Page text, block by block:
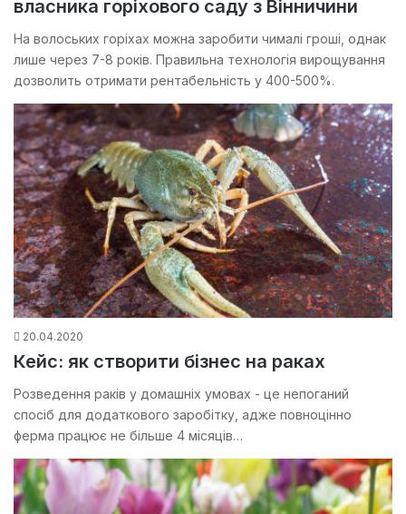
власника горіхового саду з Вінничини
На волоських горіхах можна заробити чималі гроші, однак
лише через 7-8 років. Правильна технологія вирощування
дозволить отримати рентабельність у 400-500%.
20.04.2020
Кейс: як створити бізнес на раках
Розведення раків у домашніх умовах - це непоганий
спосіб для додаткового заробітку, адже повноцінно
ферма працює не більше 4 місяців…